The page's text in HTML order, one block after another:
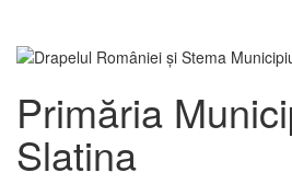
Primăria
Slatina